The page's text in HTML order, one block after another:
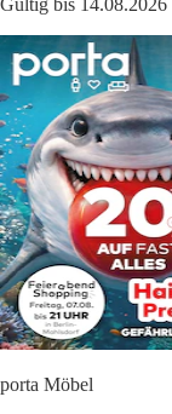
Gültig bis 14.08.2026
porta Möbel